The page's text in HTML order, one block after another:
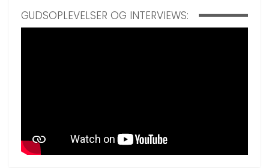
GUDSOPLEVELSER OG INTERVIEWS: